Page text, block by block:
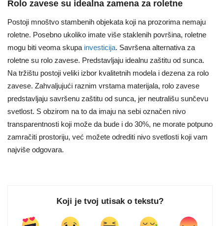
Rolo zavese su idealna zamena za roletne
Postoji mnoštvo stambenih objekata koji na prozorima nemaju
roletne. Posebno ukoliko imate više staklenih površina, roletne
mogu biti veoma skupa investicija. Savršena alternativa za
roletne su rolo zavese. Predstavljaju idealnu zaštitu od sunca.
Na tržištu postoji veliki izbor kvalitetnih modela i dezena za rolo
zavese. Zahvaljujući raznim vrstama materijala, rolo zavese
predstavljaju savršenu zaštitu od sunca, jer neutrališu sunčevu
svetlost. S obzirom na to da imaju na sebi označen nivo
transparentnosti koji može da bude i do 30%, ne morate potpuno
zamračiti prostoriju, već možete odrediti nivo svetlosti koji vam
najviše odgovara.
Koji je tvoj utisak o tekstu?